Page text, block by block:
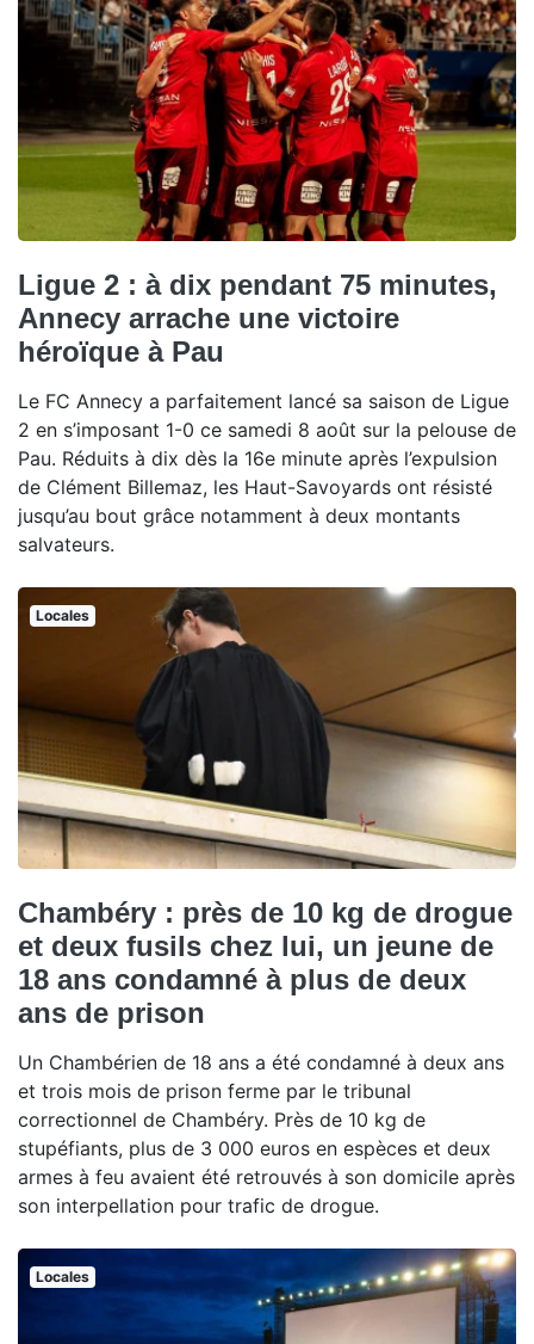
Ligue 2 : à dix pendant 75 minutes,
Annecy arrache une victoire
héroïque à Pau
Le FC Annecy a parfaitement lancé sa saison de Ligue
2 en s’imposant 1-0 ce samedi 8 août sur la pelouse de
Pau. Réduits à dix dès la 16e minute après l’expulsion
de Clément Billemaz, les Haut-Savoyards ont résisté
jusqu’au bout grâce notamment à deux montants
salvateurs.
Locales
Chambéry : près de 10 kg de drogue
et deux fusils chez lui, un jeune de
18 ans condamné à plus de deux
ans de prison
Un Chambérien de 18 ans a été condamné à deux ans
et trois mois de prison ferme par le tribunal
correctionnel de Chambéry. Près de 10 kg de
stupéfiants, plus de 3 000 euros en espèces et deux
armes à feu avaient été retrouvés à son domicile après
son interpellation pour trafic de drogue.
Locales